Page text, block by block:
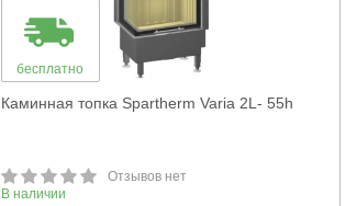
бесплатно
Каминная топка Spartherm Varia 2L- 55h
Отзывов нет
В наличии